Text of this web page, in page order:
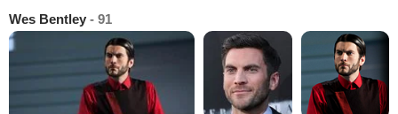
Wes Bentley - 91